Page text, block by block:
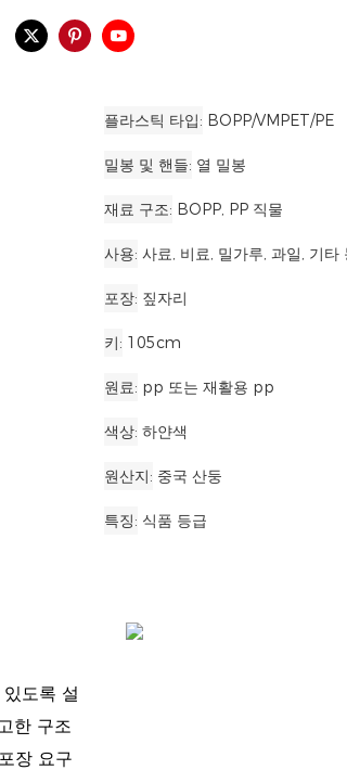
플라스틱 타입 BOPP/VMPET/PE
밀봉 및 핸들 열 밀봉
재료 구조 BOPP, PP 직물
사용 사료, 비료, 밀가루, 과일, 기타
포장 짚자리
키 105cm
원료 pp 또는 재활용 pp
색상 하얀색
원산지 중국 산둥
특징 식품 등급
도록 설
한 구조
장 요구